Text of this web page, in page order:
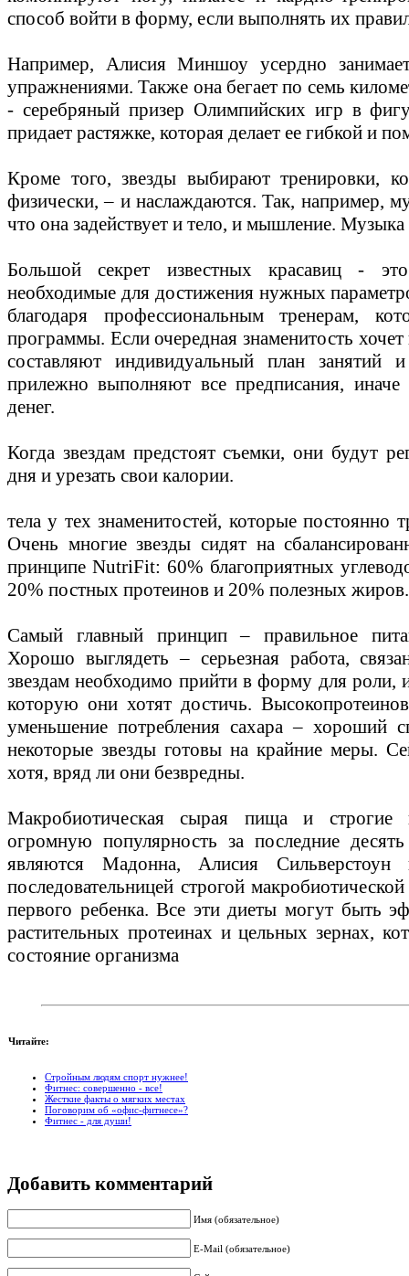
способ войти в форму, если выполнять их
Например, Алисия Миншоу усердно
упражнениями. Также она бегает по семь
- серебряный призер Олимпийских игр в
придает растяжке, которая делает ее гибкой и
Кроме того, звезды выбирают тренировки,
физически, – и наслаждаются. Так, например,
что она задействует и тело, и мышление.
Большой секрет известных красавиц -
необходимые для достижения нужных
благодаря профессиональным тренерам,
программы. Если очередная знаменитость
составляют индивидуальный план занятий
прилежно выполняют все предписания, иначе
денег.
Когда звездам предстоят съемки, они будут
дня и урезать свои калории.
тела у тех знаменитостей, которые постоянно
Очень многие звезды сидят на
принципе NutriFit: 60% благоприятных
20% постных протеинов и 20% полезных жиров.
Самый главный принцип – правильное
Хорошо выглядеть – серьезная работа,
звездам необходимо прийти в форму для роли,
которую они хотят достичь.
уменьшение потребления сахара – хороший
некоторые звезды готовы на крайние меры.
хотя, вряд ли они безвредны.
Макробиотическая сырая пища и строгие
огромную популярность за последние
являются Мадонна, Алисия
последовательницей строгой
первого ребенка. Все эти диеты могут быть
растительных протеинах и цельных зернах,
состояние организма
Читайте:
Стройным людям спорт нужнее!
Фитнес: совершенно - все!
Жесткие факты о мягких местах
Поговорим об «офис-фитнесе»?
Фитнес - для души!
Добавить комментарий
Имя (обязательное)
E-Mail (обязательное)